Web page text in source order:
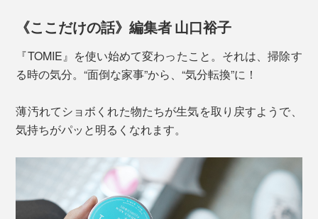
写真はレザー製スニーカー。レザー部分もゴム製のソールもみるみるきれいに。
りますが、ひび割れや白濁化の原因になりやすいので
NG。『TOMIE』なら、アクリルを傷めるなく、汚れも
「ヒノキ」「ラベンダー」
《ここだけの話》編集者 山口裕子
『TOMIE』を使い始めて変わったこと。それは、掃除す
る時の気分。“面倒な家事”から、“気分転換”に！
薄汚れてショボくれた物たちが生気を取り戻すようで、
気持ちがパッと明るくなれます。